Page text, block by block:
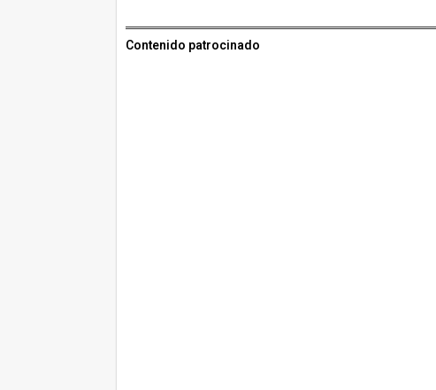
Contenido patrocinado